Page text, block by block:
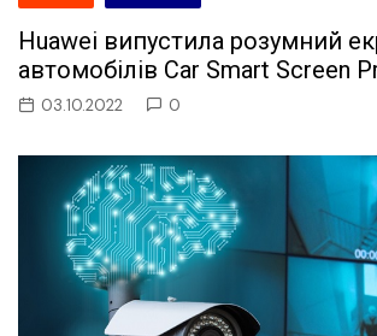
Huawei випустила розумний
автомобілів Car Smart Screen
03.10.2022 0